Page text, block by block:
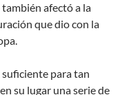
afectó a la
que dio con la
para tan
su lugar una serie de